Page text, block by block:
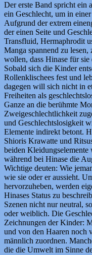
Der erste Band spricht ein
ein Geschlecht, um in
Aufgrund der extrem
der einen Seite und
Transfluid, Hermaphrodit
Manga spannend zu
wollen, dass Hinase für
Sobald sich die Kinder
Rollenklischees fest und
dagegen will sich nicht in
Freiheiten als
Ganze an die berühmte
Zweigeschlechtlichkeit
und Geschlechtslosigkeit
Elemente indirekt betont.
Shioris Krawatte und
beiden Kleidungselemente
während bei Hinase die
Wichtige deuten: Wie
wie sie oder er aussieht.
hervorzuheben, werden
Hinases Status zu
Szenen nicht nur neutral,
oder weiblich. Die
Zeichnungen der Kinder:
und von den Haaren noch
männlich zuordnen.
die die Umwelt im Sinne